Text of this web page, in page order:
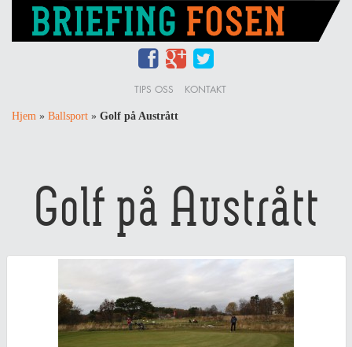
TIPS OSS KONTAKT
Hjem » Ballsport » Golf på Austrått
Golf på Austrått